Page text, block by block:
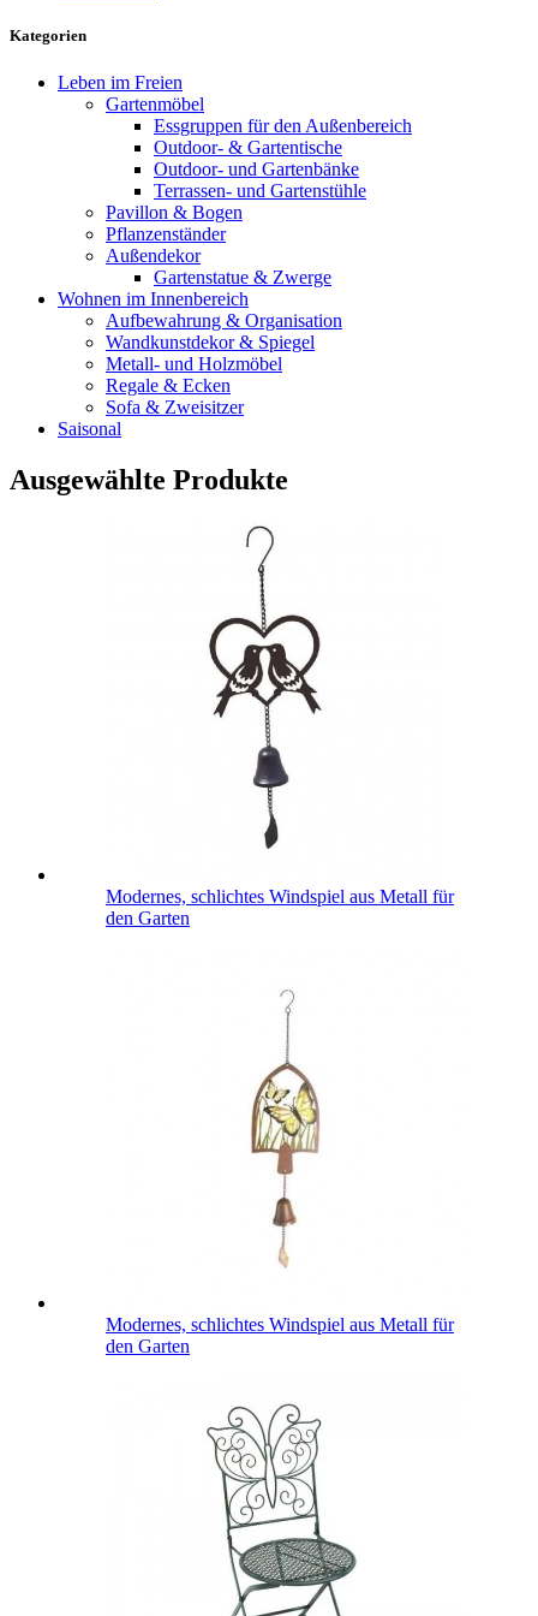
Kategorien
Leben im Freien
Gartenmöbel
Essgruppen für den Außenbereich
Outdoor- & Gartentische
Outdoor- und Gartenbänke
Terrassen- und Gartenstühle
Pavillon & Bogen
Pflanzenständer
Außendekor
Gartenstatue & Zwerge
Wohnen im Innenbereich
Aufbewahrung & Organisation
Wandkunstdekor & Spiegel
Metall- und Holzmöbel
Regale & Ecken
Sofa & Zweisitzer
Saisonal
Ausgewählte Produkte
Modernes, schlichtes Windspiel aus Metall für
den Garten
Modernes, schlichtes Windspiel aus Metall für
den Garten